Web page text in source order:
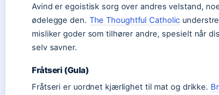
Avind er egoistisk sorg over andres velstand,
ødelegge den. The Thoughtful Catholic
misliker goder som tilhører andre, spesielt når
selv savner.
Fråtseri (Gula)
Fråtseri er uordnet kjærlighet til mat og drikke.